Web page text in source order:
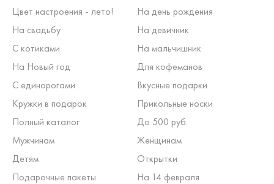
Цвет настроения - лето!
На день рождения
На свадьбу
На девичник
С котиками
На мальчишник
На Новый год
Для кофеманов
С единорогами
Вкусные подарки
Кружки в подарок
Прикольные носки
Полный каталог
До 500 руб.
Мужчинам
Женщинам
Детям
Открытки
Подарочные пакеты
На 14 февраля